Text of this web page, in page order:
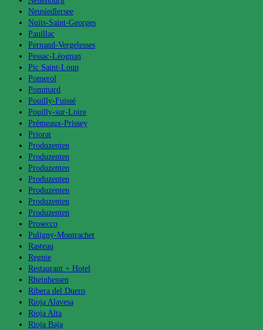
Neusiedlersee
Nuits-Saint-Georges
Pauillac
Pernand-Vergelesses
Pessac-Léognan
Pic Saint-Loup
Pomerol
Pommard
Pouilly-Fuissé
Pouilly-sur-Loire
Prémeaux-Prissey
Priorat
Produzenten
Produzenten
Produzenten
Produzenten
Produzenten
Produzenten
Produzenten
Prosecco
Puligny-Montrachet
Rasteau
Regnie
Restaurant + Hotel
Rheinhessen
Ribera del Duero
Rioja Alavesa
Rioja Alta
Rioja Baja